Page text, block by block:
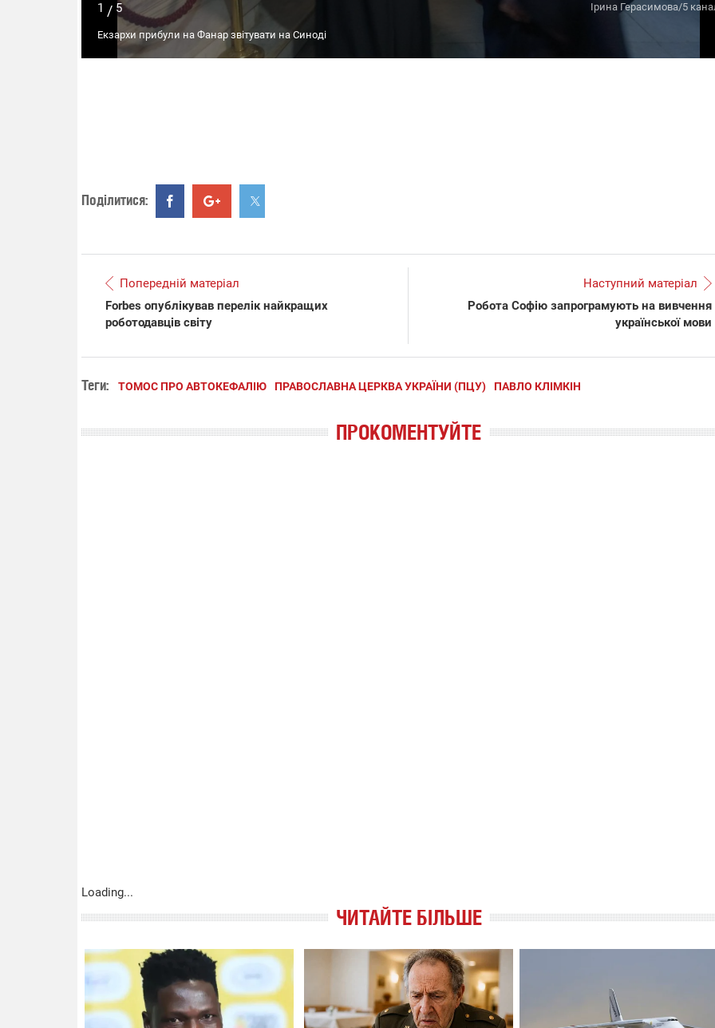
1 / 5 Ірина Герасимова/5
Екзархи прибули на Фанар звітувати на Синоді
Поділитися:
Попередній матеріал
Forbes опублікував перелік найкращих
роботодавців світу
Наступний матеріал
Робота Софію запрограмують на вивчення
української мови
Теги: ТОМОС ПРО АВТОКЕФАЛІЮ ПРАВОСЛАВНА ЦЕРКВА УКРАЇНИ (ПЦУ) ПАВЛО КЛІМКІН
ПРОКОМЕНТУЙТЕ
Loading...
ЧИТАЙТЕ БІЛЬШЕ